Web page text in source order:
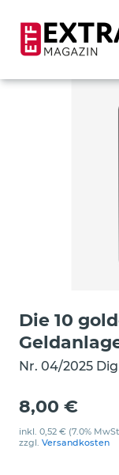
Direkt
Die 10
Nr. 04/2025
8,00 €
inkl. 0,52 € (7.0%
zzgl. Versandkosten